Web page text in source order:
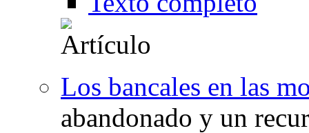
Los bancales en las
abandonado y un